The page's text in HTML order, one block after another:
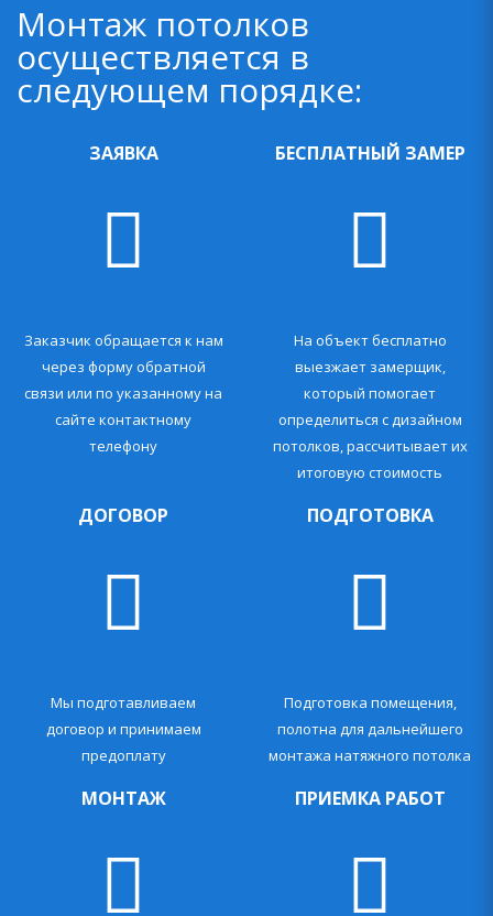
Монтаж потолков
осуществляется в
следующем порядке:
ЗАЯВКА
Заказчик обращается к нам
через форму обратной
связи или по указанному на
сайте контактному
телефону
БЕСПЛАТНЫЙ ЗАМЕР
На объект бесплатно
выезжает замерщик,
который помогает
определиться с дизайном
потолков, рассчитывает их
итоговую стоимость
ДОГОВОР
Мы подготавливаем
договор и принимаем
предоплату
ПОДГОТОВКА
Подготовка помещения,
полотна для дальнейшего
монтажа натяжного потолка
МОНТАЖ ПРИЕМКА РАБОТ